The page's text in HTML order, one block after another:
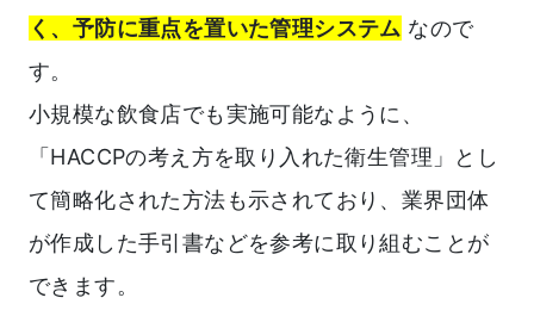
く、予防に重点を置いた管理システム なので
す。
小規模な飲食店でも実施可能なように、
「HACCPの考え方を取り入れた衛生管理」とし
て簡略化された方法も示されており、業界団体
が作成した手引書などを参考に取り組むことが
できます。